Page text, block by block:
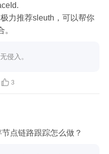
力推荐sleuth，可以帮你
侵入。
 3
点链路跟踪怎么做？